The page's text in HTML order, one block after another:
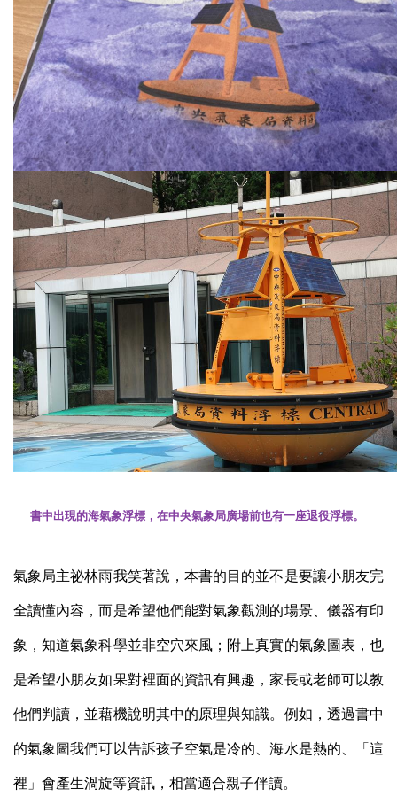
書中出現的海氣象浮標，在中央氣象局廣場前也有一座退役浮標。
氣象局主祕林雨我笑著說，本書的目的並不是要讓小朋友完
全讀懂內容，而是希望他們能對氣象觀測的場景、儀器有印
象，知道氣象科學並非空穴來風；附上真實的氣象圖表，也
是希望小朋友如果對裡面的資訊有興趣，家長或老師可以教
他們判讀，並藉機說明其中的原理與知識。例如，透過書中
的氣象圖我們可以告訴孩子空氣是冷的、海水是熱的、「這
裡」會產生渦旋等資訊，相當適合親子伴讀。